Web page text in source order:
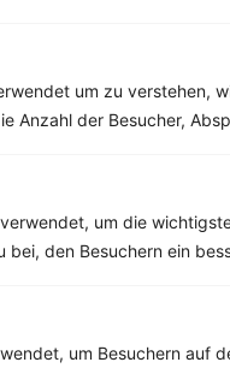
um zu verstehen,
Anzahl der Besucher,
um die
bei, den Besuchern ein
um Besuchern auf